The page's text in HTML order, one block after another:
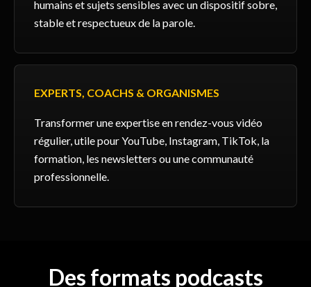
humains et sujets sensibles avec un dispositif sobre,
stable et respectueux de la parole.
EXPERTS, COACHS & ORGANISMES
Transformer une expertise en rendez-vous vidéo
régulier, utile pour YouTube, Instagram, TikTok, la
formation, les newsletters ou une communauté
professionnelle.
Des formats podcasts